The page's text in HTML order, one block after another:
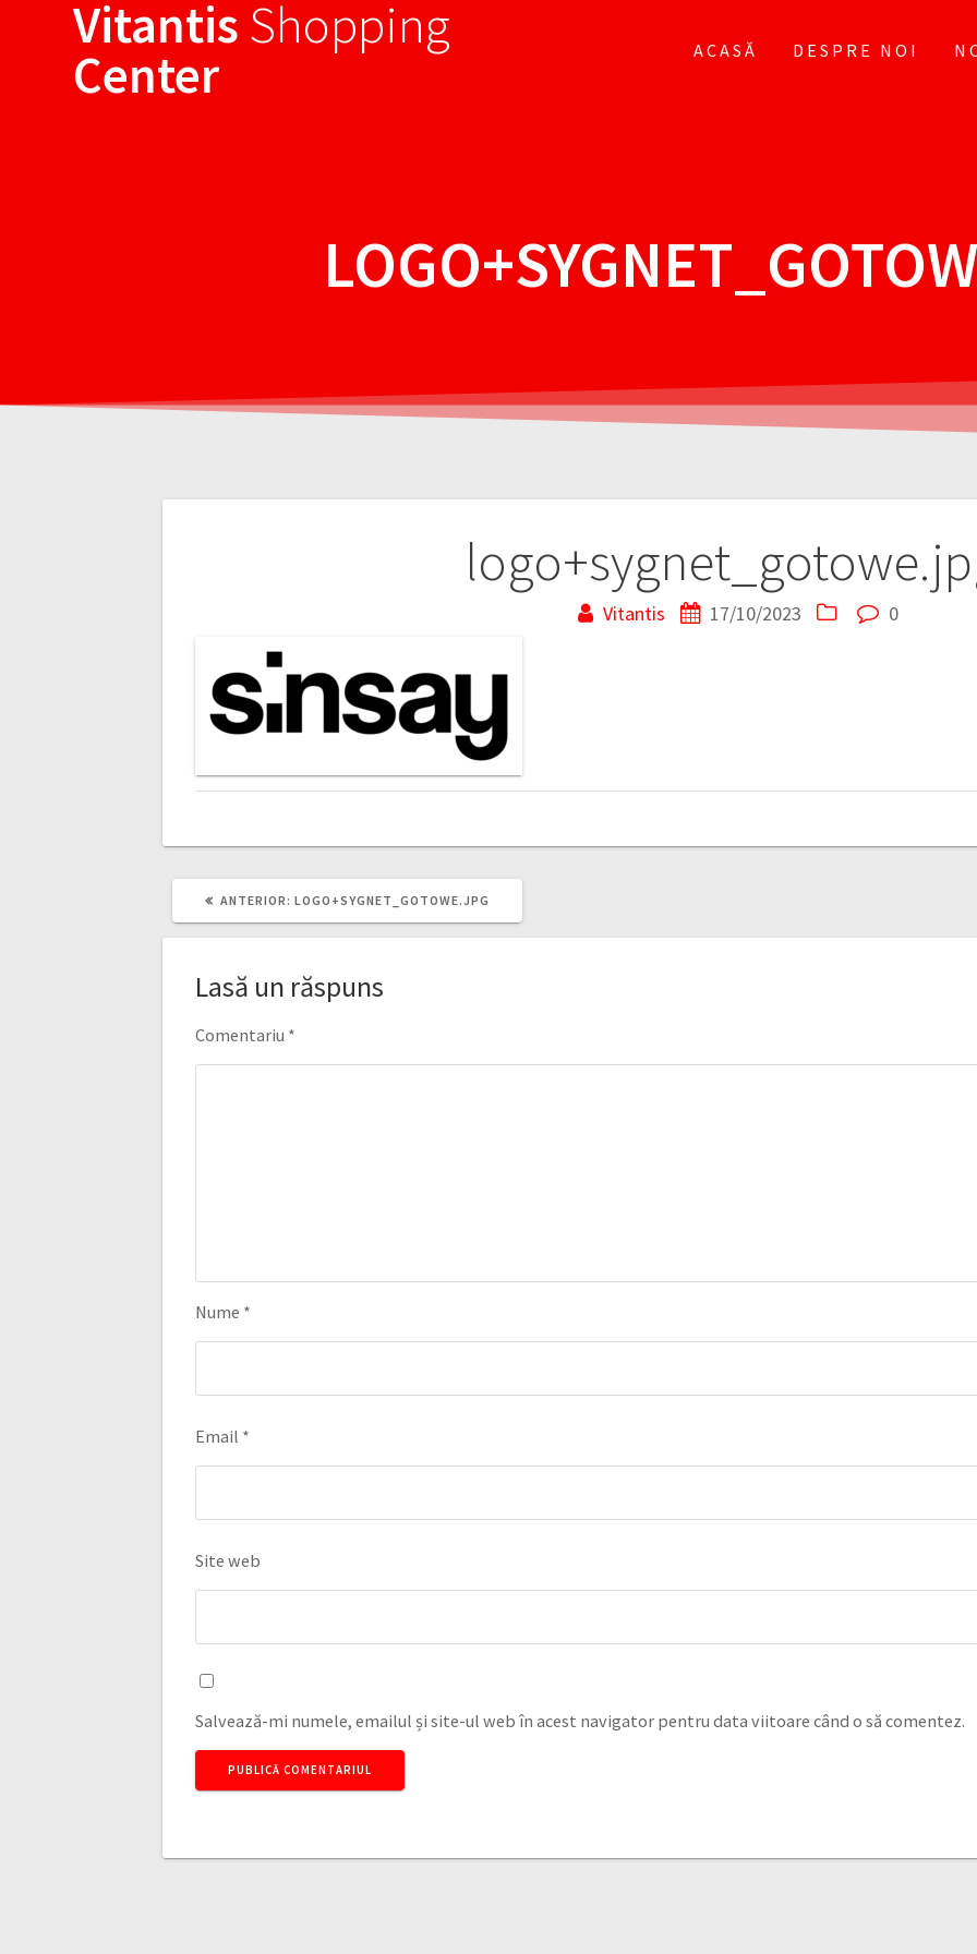
Vitantis Shopping
Center ACASĂ DESPRE NOI
Vitantis 17/10/2023 0
articole
ANTERIOR: ARTICOLUL
LOGO+SYGNET_GOTOWE.JPG
Lasă un răspuns
Comentariu *
Nume *
Email *
Site web
Salvează-mi numele, emailul și site-ul web în acest navigator pentru data viitoare când o să comentez.